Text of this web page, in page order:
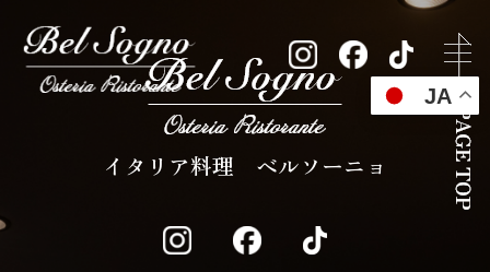
イタリア料理 ベルソーニョ
JA